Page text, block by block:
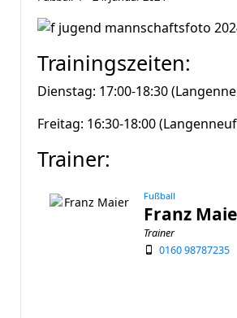
Trainingszeiten:
Dienstag: 17:00-18:30
Freitag: 16:30-18:00
Trainer:
Fußball
Franz
Trainer
0160 98787235